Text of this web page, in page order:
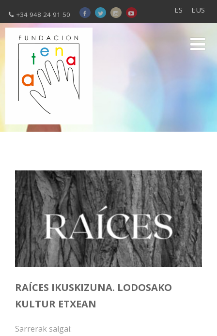
ES EUS
+34 948 24 91 50
RAÍCES IKUSKIZUNA. LODOSAKO
KULTUR ETXEAN
Sarrerak salgai: